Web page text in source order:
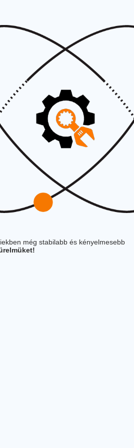
még stabilabb és kényelmesebb